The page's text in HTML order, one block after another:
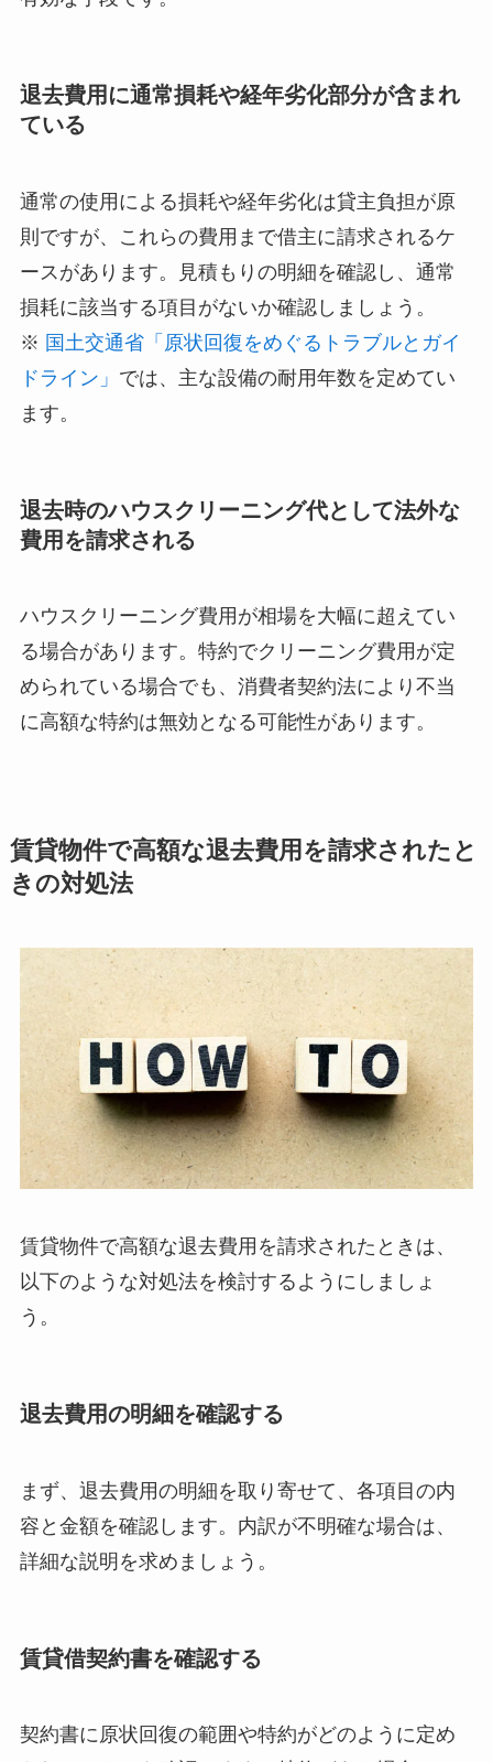
退去費用に通常損耗や経年劣化部分が含まれ
ている
通常の使用による損耗や経年劣化は貸主負担が原
則ですが、これらの費用まで借主に請求されるケ
ースがあります。見積もりの明細を確認し、通常
損耗に該当する項目がないか確認しましょう。
※ 国土交通省「原状回復をめぐるトラブルとガイ
ドライン」 では、主な設備の耐用年数を定めてい
ます。
退去時のハウスクリーニング代として法外な
費用を請求される
ハウスクリーニング費用が相場を大幅に超えてい
る場合があります。特約でクリーニング費用が定
められている場合でも、消費者契約法により不当
に高額な特約は無効となる可能性があります。
賃貸物件で高額な退去費用を請求されたと
きの対処法
賃貸物件で高額な退去費用を請求されたときは、
以下のような対処法を検討するようにしましょ
う。
退去費用の明細を確認する
まず、退去費用の明細を取り寄せて、各項目の内
容と金額を確認します。内訳が不明確な場合は、
詳細な説明を求めましょう。
賃貸借契約書を確認する
契約書に原状回復の範囲や特約がどのように定め